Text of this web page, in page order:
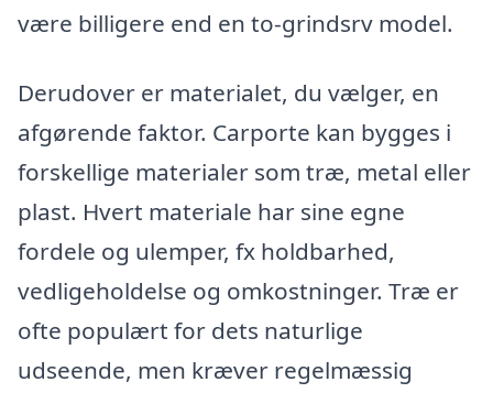
være billigere end en to-grindsrv model.
Derudover er materialet, du vælger, en
afgørende faktor. Carporte kan bygges i
forskellige materialer som træ, metal eller
plast. Hvert materiale har sine egne
fordele og ulemper, fx holdbarhed,
vedligeholdelse og omkostninger. Træ er
ofte populært for dets naturlige
udseende, men kræver regelmæssig